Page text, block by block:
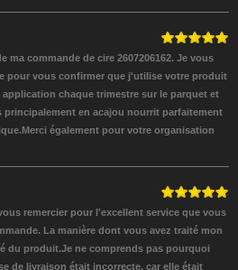
ma commande de cire 2607206162. Je vous
pour vous confirmer que j'utilise votre produit
chaque trimestre sur le parquet et
principalement en acajou nourrit parfaitement
également pour votre organisation
remercier pour l'excellent service que vous
La manière dont vous avez traité mon
du produit.Je ne comprends pas pourquoi
de livraison était incorrecte, car elle était